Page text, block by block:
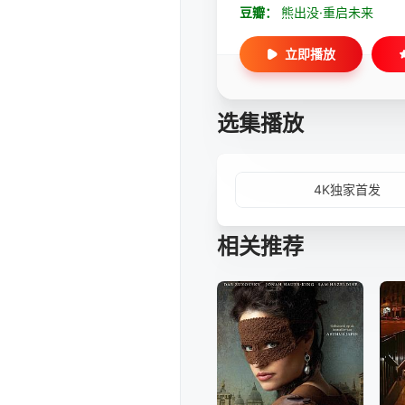
豆瓣： 熊出没·重启未来
立即播放
选集播放
4K独家首发
相关推荐